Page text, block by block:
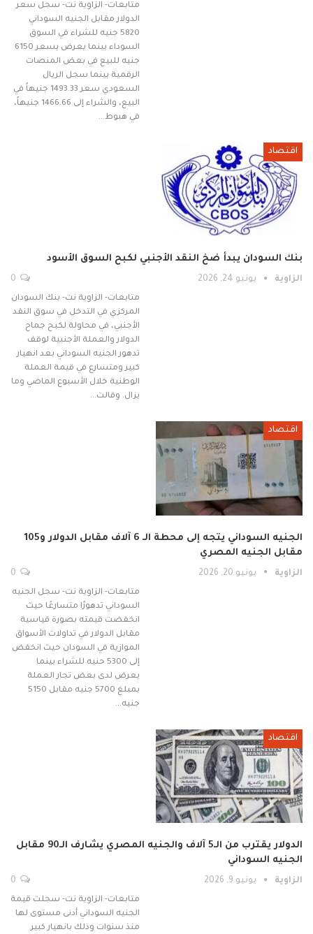
متابعات- الزاوية نت- سجل سعر
الدولار مقابل الجنيه السوداني
5820 جنيه للشراء في السوق
السوداء بينما يعرض بسعر 6150
جنيه للبيع في بعض المنصات
الرقمية بينما سجل الريال
السعودي سعر 1493.33 جنيهاً في
البيع، والشراء إلى 1466.66 جنيهاً،
في هبوط…
اقتصاد
بنك السودان يبدأ ضخ النقد الأجنبي لكبح السوق الأسود
الزاوية يونيو 24, 2026
متابعات- الزاوية نت- بنك السودان
المركزي في التدخل في سوق النقد
الأجنبي، في محاولة لكبح جماح
الدولار والعملة الأجنبية لوقف
تدهور الجنيه السوداني بعد انهيار
كبير ومتسارع في قيمة العملة
الوطنية خلال الأسبوع الماضي وما
يزال. وقالت…
اقتصاد
الجنيه السوداني يتجه إلى محطة الـ 6 آلاف مقابل الدولار و105
مقابل الجنيه المصري
الزاوية يونيو 20, 2026
متابعات- الزاوية نت- سجل الجنيه
السوداني تدهورًا متسارعًا حيث
انخفضت قيمته بصورة قياسية
مقابل الدولار في تداولات الأسواق
الموازية في السودان حيث انخفض
إلى 5300 حنيه للشراء بينما
يعرض لدى بعض تجار العملة
بمبلغ 5700 جنيه مقابل 5150
جنيه…
اقتصاد
الدولار يقترب من الـ5 آلاف والجنيه المصري يشارف الـ90 مقابل
الجنيه السوداني
الزاوية يونيو 9, 2026
متابعات- الزاوية نت- سجلت قيمة
الجنيه السوداني أدنى مستوى لها
منذ سنوات وذلك بانهيار كبير